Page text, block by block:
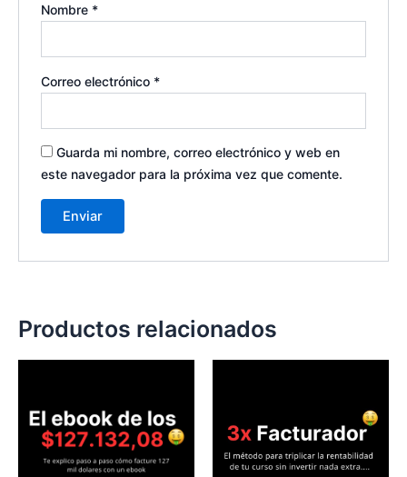
Nombre *
Correo electrónico *
Guarda mi nombre, correo electrónico y web en
este navegador para la próxima vez que comente.
Productos relacionados